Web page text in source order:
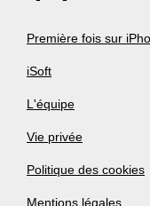
Première fois sur
iSoft
L'équipe
Vie privée
Politique des cookies
Mentions légales